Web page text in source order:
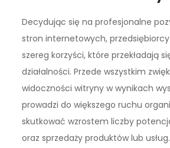
Decydując się na profesjonalne
stron internetowych,
szereg korzyści, które przekładają
działalności. Przede wszystkim
widoczności witryny w wynikach
prowadzi do większego ruchu
skutkować wzrostem liczby
oraz sprzedaży produktów lub